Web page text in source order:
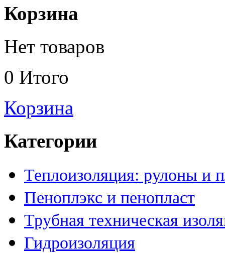
Корзина
Нет товаров
0 Итого
Корзина
Категории
Теплоизоляция: рулоны и
Пеноплэкс и пенопласт
Трубная техническая
Гидроизоляция